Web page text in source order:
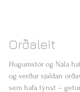
Orðaleit
Hugumstór og Nála